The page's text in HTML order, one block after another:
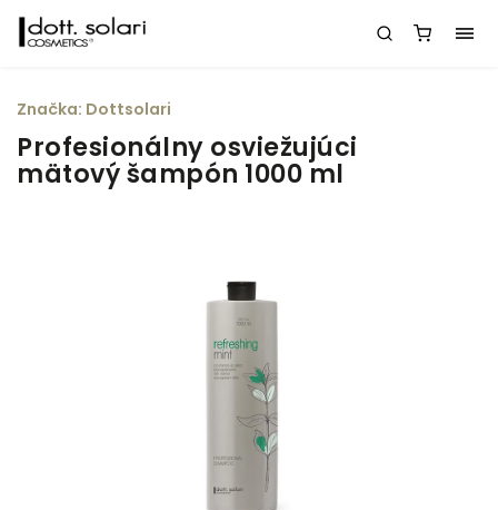
Profesionálny osviežujúci
mätový šampón 1000 ml
Značka: Dottsolari